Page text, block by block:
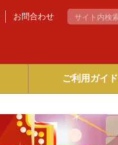
お問合わせ
ご利用ガイド